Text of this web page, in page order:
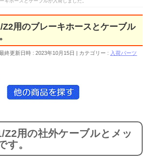
Z2用のブレーキホースとケーブル
終更新日時 : 2023年10月15日 カテゴリー : 入荷パーツ
Z2用の社外ケーブルとメッ
す。